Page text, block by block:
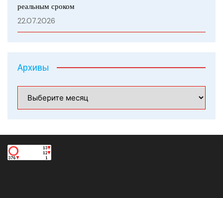
реальным сроком
22.07.2026
Архивы